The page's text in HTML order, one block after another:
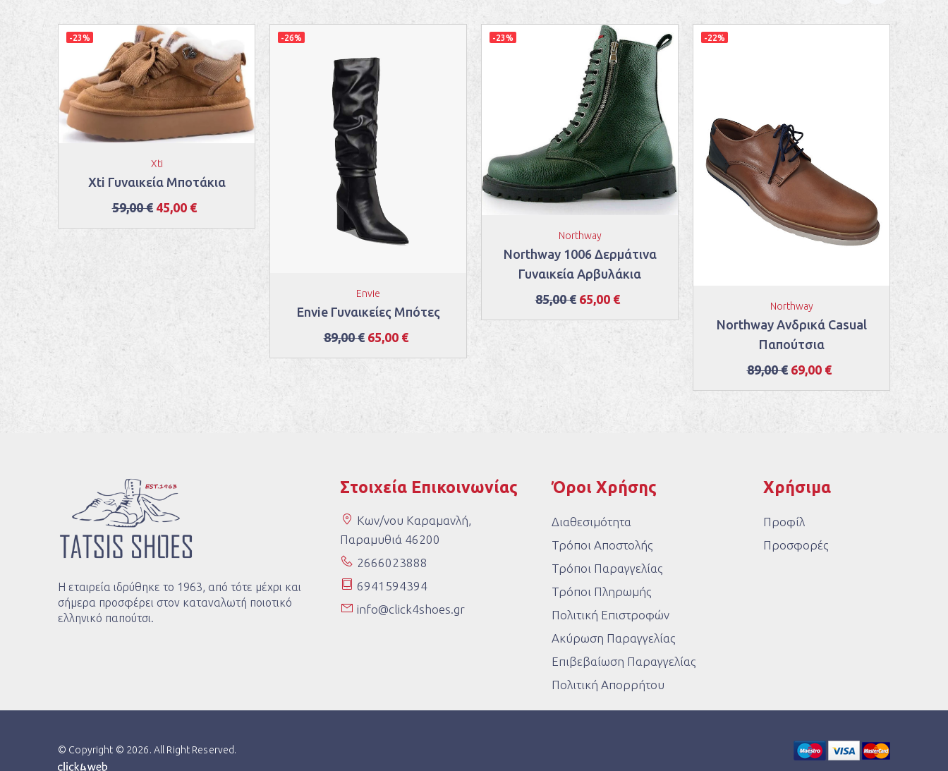
-23%
Xti
Xti Γυναικεία Μποτάκια
59,00 € 45,00 €
-26%
Envie
Envie Γυναικείες Μπότες
89,00 € 65,00 €
-23%
Northway
Northway 1006 Δερμάτινα
Γυναικεία Αρβυλάκια
85,00 € 65,00 €
-22%
Northway
Northway Ανδρικά Casual
Παπούτσια
89,00 € 69,00 €
Η εταιρεία ιδρύθηκε το 1963, από τότε μέχρι και
σήμερα προσφέρει στον καταναλωτή ποιοτικό
ελληνικό παπούτσι.
Στοιχεία Επικοινωνίας
Κων/νου Καραμανλή,
Παραμυθιά 46200
2666023888
6941594394
info@click4shoes.gr
Όροι Χρήσης
Διαθεσιμότητα
Τρόποι Αποστολής
Τρόποι Παραγγελίας
Τρόποι Πληρωμής
Πολιτική Επιστροφών
Ακύρωση Παραγγελίας
Επιβεβαίωση Παραγγελίας
Πολιτική Απορρήτου
Χρήσιμα
Προφίλ
Προσφορές
© Copyright © 2026. All Right Reserved.